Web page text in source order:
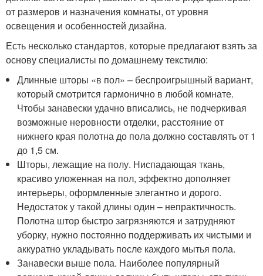
от размеров и назначения комнаты, от уровня
освещения и особенностей дизайна.
Есть несколько стандартов, которые предлагают взять за
основу специалисты по домашнему текстилю:
Длинные шторы «в пол» – беспроигрышный вариант,
который смотрится гармонично в любой комнате.
Чтобы занавески удачно вписались, не подчеркивая
возможные неровности отделки, расстояние от
нижнего края полотна до пола должно составлять от 1
до 1,5 см.
Шторы, лежащие на полу. Ниспадающая ткань,
красиво уложенная на пол, эффектно дополняет
интерьеры, оформленные элегантно и дорого.
Недостаток у такой длины один – непрактичность.
Полотна штор быстро загрязняются и затрудняют
уборку, нужно постоянно поддерживать их чистыми и
аккуратно укладывать после каждого мытья пола.
Занавески выше пола. Наиболее популярный